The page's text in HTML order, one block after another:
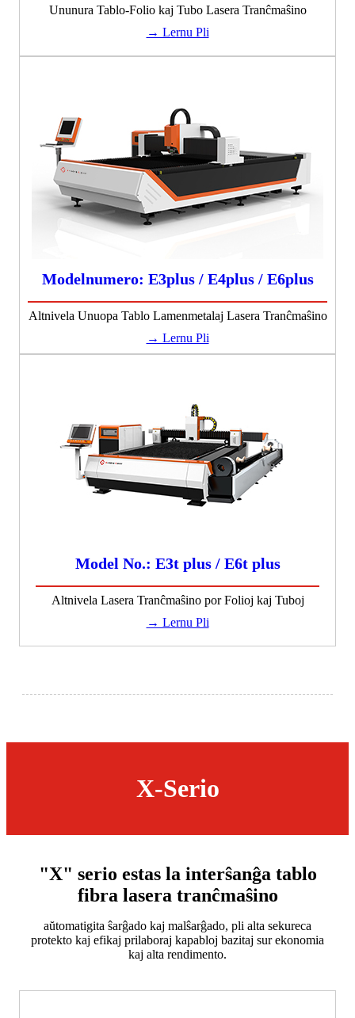
Ununura Tablo-Folio kaj Tubo Lasera Tranĉmaŝino
→ Lernu Pli
Modelnumero: E3plus / E4plus / E6plus
Altnivela Unuopa Tablo Lamenmetalaj Lasera Tranĉmaŝino
→ Lernu Pli
Model No.: E3t plus / E6t plus
Altnivela Lasera Tranĉmaŝino por Folioj kaj Tuboj
→ Lernu Pli
X-Serio
"X" serio estas la interŝanĝa tablo
fibra lasera tranĉmaŝino
aŭtomatigita ŝarĝado kaj malŝarĝado, pli alta sekureca
protekto kaj efikaj prilaboraj kapabloj bazitaj sur ekonomia
kaj alta rendimento.